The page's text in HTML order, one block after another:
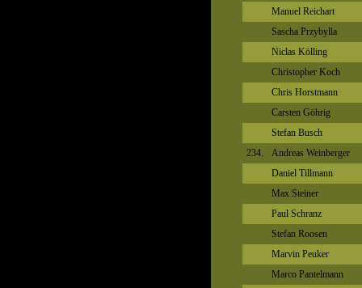
Manuel Reichart
Sascha Przybylla
Niclas Kölling
Christopher Koch
Chris Horstmann
Carsten Göhrig
Stefan Busch
234.
Andreas Weinberger
Daniel Tillmann
Max Steiner
Paul Schranz
Stefan Roosen
Marvin Peuker
Marco Pantelmann